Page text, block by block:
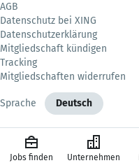
AGB
Datenschutz bei XING
Datenschutzerklärung
Mitgliedschaft kündigen
Tracking
Mitgliedschaften widerrufen
Sprache Deutsch
Jobs finden Unternehmen